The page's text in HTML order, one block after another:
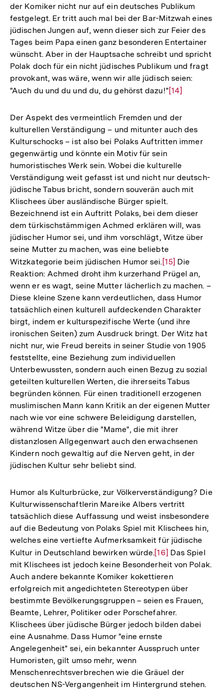
der Komiker nicht nur auf ein deutsches Publikum
festgelegt. Er tritt auch mal bei der Bar-Mitzwah eines
jüdischen Jungen auf, wenn dieser sich zur Feier des
Tages beim Papa einen ganz besonderen Entertainer
wünscht. Aber in der Hauptsache schreibt und spricht
Polak doch für ein nicht jüdisches Publikum und fragt
provokant, was wäre, wenn wir alle jüdisch seien:
"Auch du und du und du, du gehörst dazu!" Zur
der
Fußnote
[14]
Der Aspekt des vermeintlich Fremden und der
kulturellen Verständigung – und mitunter auch des
Kulturschocks – ist also bei Polaks Auftritten immer
gegenwärtig und könnte ein Motiv für sein
humoristisches Werk sein. Wobei die kulturelle
Verständigung weit gefasst ist und nicht nur deutsch-
jüdische Tabus bricht, sondern souverän auch mit
Klischees über ausländische Bürger spielt.
Bezeichnend ist ein Auftritt Polaks, bei dem dieser
dem türkischstämmigen Achmed erklären will, was
jüdischer Humor sei, und ihm vorschlägt, Witze über
seine Mutter zu machen, was eine beliebte
Witzkategorie beim jüdischen Humor sei. Zur
Auflösung
der
Fußnote
[15] Die
Reaktion: Achmed droht ihm kurzerhand Prügel an,
wenn er es wagt, seine Mutter lächerlich zu machen. –
Diese kleine Szene kann verdeutlichen, dass Humor
tatsächlich einen kulturell aufdeckenden Charakter
birgt, indem er kulturspezifische Werte (und ihre
ironischen Seiten) zum Ausdruck bringt. Der Witz hat
nicht nur, wie Freud bereits in seiner Studie von 1905
feststellte, eine Beziehung zum individuellen
Unterbewussten, sondern auch einen Bezug zu sozial
geteilten kulturellen Werten, die ihrerseits Tabus
begründen können. Für einen traditionell erzogenen
muslimischen Mann kann Kritik an der eigenen Mutter
nach wie vor eine schwere Beleidigung darstellen,
während Witze über die "Mame", die mit ihrer
distanzlosen Allgegenwart auch den erwachsenen
Kindern noch gewaltig auf die Nerven geht, in der
jüdischen Kultur sehr beliebt sind.
Humor als Kulturbrücke, zur Völkerverständigung? Die
Kulturwissenschaftlerin Mareike Albers vertritt
tatsächlich diese Auffassung und weist insbesondere
auf die Bedeutung von Polaks Spiel mit Klischees hin,
welches eine vertiefte Aufmerksamkeit für jüdische
Kultur in Deutschland bewirken würde.Zur
Auflösung
der
Fußnote
[16] Das Spiel
mit Klischees ist jedoch keine Besonderheit von Polak.
Auch andere bekannte Komiker kokettieren
erfolgreich mit angedichteten Stereotypen über
bestimmte Bevölkerungsgruppen – seien es Frauen,
Beamte, Lehrer, Politiker oder Porschefahrer.
Klischees über jüdische Bürger jedoch bilden dabei
eine Ausnahme. Dass Humor "eine ernste
Angelegenheit" sei, ein bekannter Ausspruch unter
Humoristen, gilt umso mehr, wenn
Menschenrechtsverbrechen wie die Gräuel der
deutschen NS-Vergangenheit im Hintergrund stehen.